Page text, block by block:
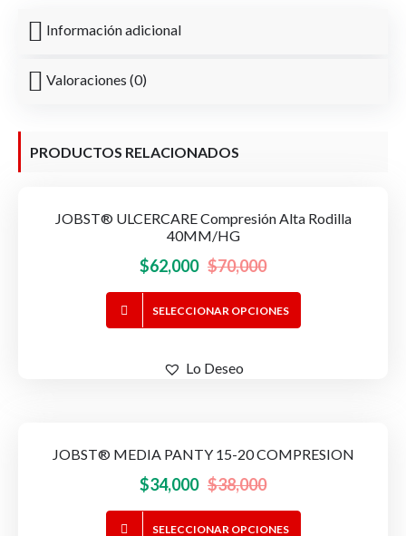
quantityInformación adicional
Valoraciones (0)
PRODUCTOS RELACIONADOS
-11%
OFERTA!JOBST® ULCERCARE Compresión Alta Rodilla
40MM/HG
$70,000El
precio
original
$62,000
El
precio
actual
SELECCIONAR OPCIONES
producto
se
elegir
Lo Deseo
-11%
OFERTA!JOBST® MEDIA PANTY 15-20 COMPRESION
$38,000El
precio
$34,000
El
precio
SELECCIONAR OPCIONES